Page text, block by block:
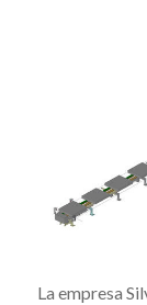
La empresa